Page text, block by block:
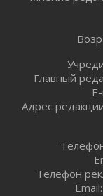
представят
30 июля 2026
«Кубок
ветеранов
Редкие
30 июля 2026
Главный
Адрес
Телефон
Email: